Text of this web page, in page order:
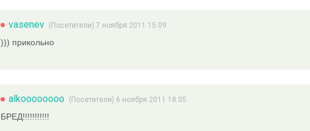
vasenev (Посетители) 7 ноября 2011 15:09
))) прикольно
alkoooooooo (Посетители) 6 ноября 2011 18:05
БРЕД!!!!!!!!!!!